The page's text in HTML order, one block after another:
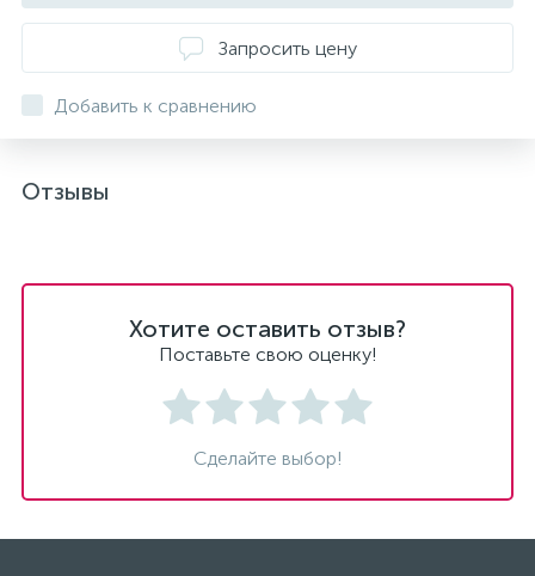
Запросить цену
Добавить к сравнению
Отзывы
Хотите оставить отзыв?
Поставьте свою оценку!
Сделайте выбор!